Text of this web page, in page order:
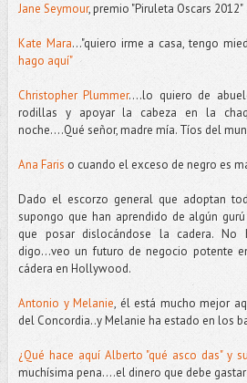
Jane Seymour, premio "Piruleta Oscars 2012"
Kate Mara..."quiero irme a casa, tengo
hago aquí"
Christopher Plummer....lo quiero de
rodillas y apoyar la cabeza en la
noche....Qué señor, madre mía. Tíos del
Ana Faris o cuando el exceso de negro es
Dado el escorzo general que adoptan
supongo que han aprendido de algún
que posar dislocándose la cadera. No
digo...veo un futuro de negocio potente
cádera en Hollywood.
Antonio y Melanie, él está mucho mejor
del Concordia..y Melanie ha estado en los
¿Qué hace aquí Alberto "qué asco das" y
muchísima pena....el dinero que debe